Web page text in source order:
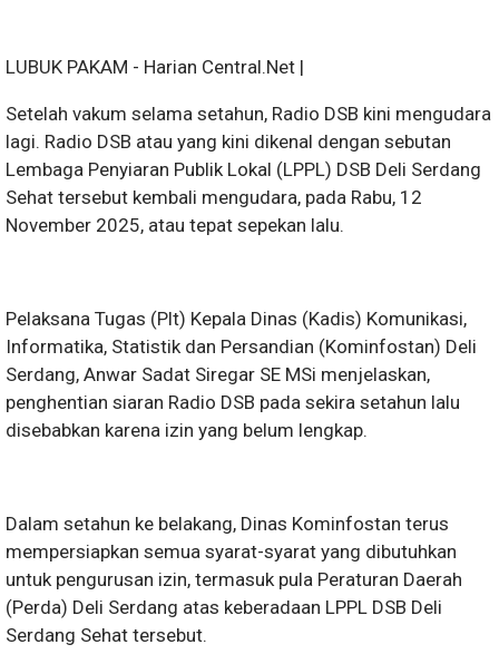
LUBUK PAKAM - Harian Central.Net |
Setelah vakum selama setahun, Radio DSB kini mengudara
lagi. Radio DSB atau yang kini dikenal dengan sebutan
Lembaga Penyiaran Publik Lokal (LPPL) DSB Deli Serdang
Sehat tersebut kembali mengudara, pada Rabu, 12
November 2025, atau tepat sepekan lalu.
Pelaksana Tugas (Plt) Kepala Dinas (Kadis) Komunikasi,
Informatika, Statistik dan Persandian (Kominfostan) Deli
Serdang, Anwar Sadat Siregar SE MSi menjelaskan,
penghentian siaran Radio DSB pada sekira setahun lalu
disebabkan karena izin yang belum lengkap.
Dalam setahun ke belakang, Dinas Kominfostan terus
mempersiapkan semua syarat-syarat yang dibutuhkan
untuk pengurusan izin, termasuk pula Peraturan Daerah
(Perda) Deli Serdang atas keberadaan LPPL DSB Deli
Serdang Sehat tersebut.